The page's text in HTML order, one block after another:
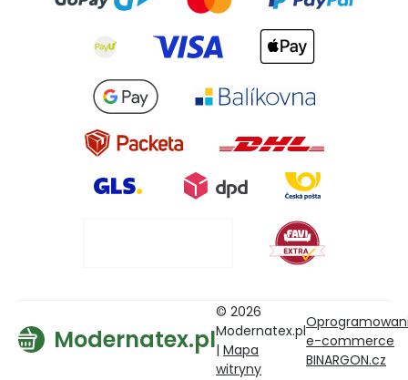
Modernatex.pl
© 2026
Modernatex.pl
| Mapa
witryny
e-commerce
BINARGON.cz